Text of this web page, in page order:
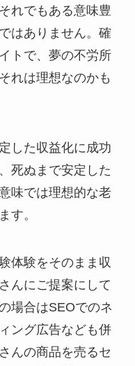
れでもある意味豊
はありません。確
トで、夢の不労所
れは理想なのかも
した収益化に成功
死ぬまで安定した
味では理想的な老
す。
体験をそのまま収
んにご提案にして
場合はSEOでのネ
ング広告なども併
んの商品を売るセ